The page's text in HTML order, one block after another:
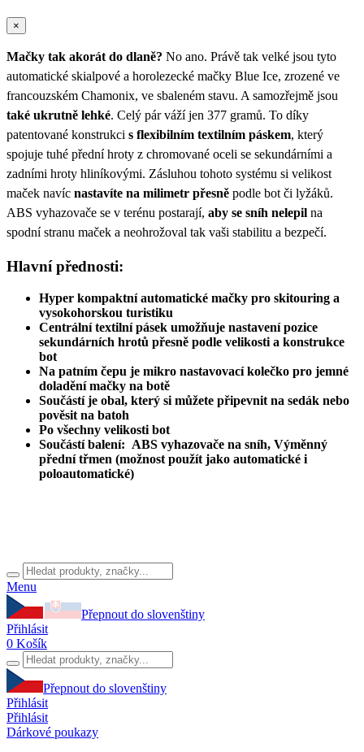
×
Mačky tak akorát do dlaně? No ano. Právě tak velké jsou tyto
automatické skialpové a horolezecké mačky Blue Ice, zrozené ve
francouzském Chamonix, ve sbaleném stavu. A samozřejmě jsou
také ukrutně lehké. Celý pár váží jen 377 gramů. To díky
patentované konstrukci s flexibilním textilním páskem, který
spojuje tuhé přední hroty z chromované oceli se sekundárními a
zadními hroty hliníkovými. Zásluhou tohoto systému si velikost
maček navíc nastavíte na milimetr přesně podle bot či lyžáků.
ABS vyhazovače se v terénu postarají, aby se sníh nelepil na
spodní stranu maček a neohrožoval tak vaši stabilitu a bezpečí.
Hlavní přednosti:
Hyper kompaktní automatické mačky pro skitouring a
vysokohorskou turistiku
Centrální textilní pásek umožňuje nastavení pozice
sekundárních hrotů přesně podle velikosti a konstrukce
bot
Na patním čepu je mikro nastavovací kolečko pro jemné
doladění mačky na botě
Součástí je obal, který si můžete připevnit na sedák nebo
pověsit na batoh
Po všechny velikosti bot
Součástí balení: ABS vyhazovače na sníh, Výměnný
přední třmen (možnost použít jako automatické i
poloautomatické)
Menu
Přepnout do slovenštiny
Přihlásit
0 Košík
Přepnout do slovenštiny
Přihlásit
Přihlásit
Dárkové poukazy